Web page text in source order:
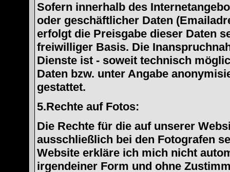
Sofern innerhalb des
oder geschäftlicher Daten
erfolgt die Preisgabe dieser Daten
freiwilliger Basis. Die
Dienste ist - soweit technisch
Daten bzw. unter Angabe
gestattet.
5.Rechte auf Fotos:
Die Rechte für die auf unserer
ausschließlich bei den Fotografen
Website erkläre ich mich nicht
irgendeiner Form und ohne